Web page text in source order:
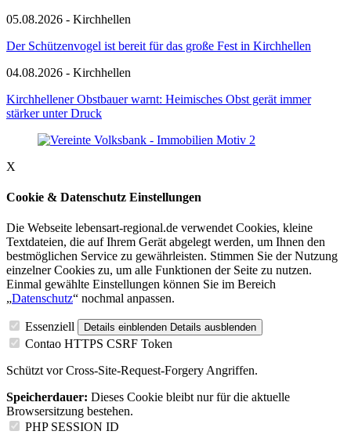
05.08.2026 - Kirchhellen
Der Schützenvogel ist bereit für das große Fest in Kirchhellen
04.08.2026 - Kirchhellen
Kirchhellener Obstbauer warnt: Heimisches Obst gerät immer
stärker unter Druck
X
Cookie & Datenschutz Einstellungen
Die Webseite lebensart-regional.de verwendet Cookies, kleine
Textdateien, die auf Ihrem Gerät abgelegt werden, um Ihnen den
bestmöglichen Service zu gewährleisten. Stimmen Sie der Nutzung
einzelner Cookies zu, um alle Funktionen der Seite zu nutzen.
Einmal gewählte Einstellungen können Sie im Bereich
„Datenschutz“ nochmal anpassen.
Essenziell Details einblenden Details ausblenden
Contao HTTPS CSRF Token
Schützt vor Cross-Site-Request-Forgery Angriffen.
Speicherdauer: Dieses Cookie bleibt nur für die aktuelle
Browsersitzung bestehen.
PHP SESSION ID